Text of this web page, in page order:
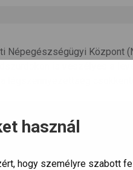
használ
hogy személyre szabott
Népegészségügyi Központ
is
légszennyezettség
tartozók – gyermekek,